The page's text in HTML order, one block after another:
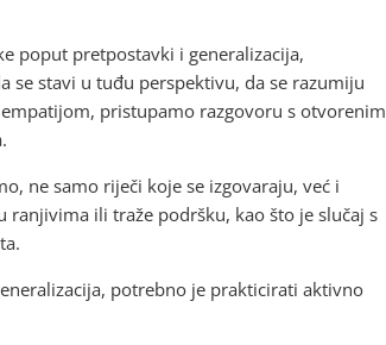
poput pretpostavki i generalizacija,
se stavi u tuđu perspektivu, da se razumiju
pristupamo razgovoru s otvorenim
ne samo riječi koje se izgovaraju, već i
ranjivima ili traže podršku, kao što je slučaj s
potrebno je prakticirati aktivno